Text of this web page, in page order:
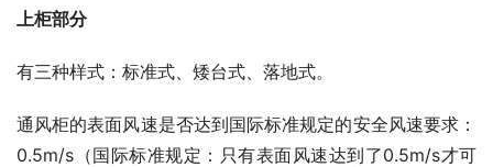
上柜部分
有三种样式：标准式、矮台式、落地式。
通风柜的表面风速是否达到国际标准规定的安全风速要求：
0.5m/s（国际标准规定：只有表面风速达到了0.5m/s才可